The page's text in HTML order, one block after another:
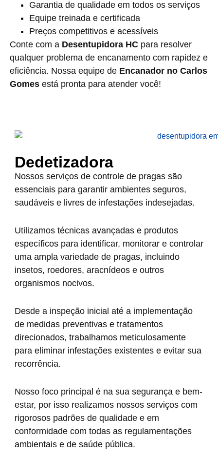
Garantia de qualidade em todos os serviços
Equipe treinada e certificada
Preços competitivos e acessíveis
Conte com a Desentupidora HC para resolver
qualquer problema de encanamento com rapidez e
eficiência. Nossa equipe de Encanador no Carlos
Gomes está pronta para atender você!
Dedetizadora
Nossos serviços de controle de pragas são
essenciais para garantir ambientes seguros,
saudáveis e livres de infestações indesejadas.
Utilizamos técnicas avançadas e produtos
específicos para identificar, monitorar e controlar
uma ampla variedade de pragas, incluindo
insetos, roedores, aracnídeos e outros
organismos nocivos.
Desde a inspeção inicial até a implementação
de medidas preventivas e tratamentos
direcionados, trabalhamos meticulosamente
para eliminar infestações existentes e evitar sua
recorrência.
Nosso foco principal é na sua segurança e bem-
estar, por isso realizamos nossos serviços com
rigorosos padrões de qualidade e em
conformidade com todas as regulamentações
ambientais e de saúde pública.